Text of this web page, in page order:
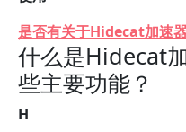
是否有关于Hidecat加速
什么是Hidecat
些主要功能？
H